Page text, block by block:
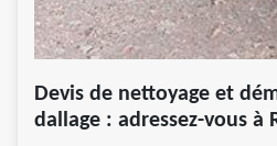
Devis de nettoyage et
dallage : adressez-vous à